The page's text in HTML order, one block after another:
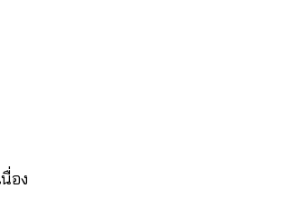
อง